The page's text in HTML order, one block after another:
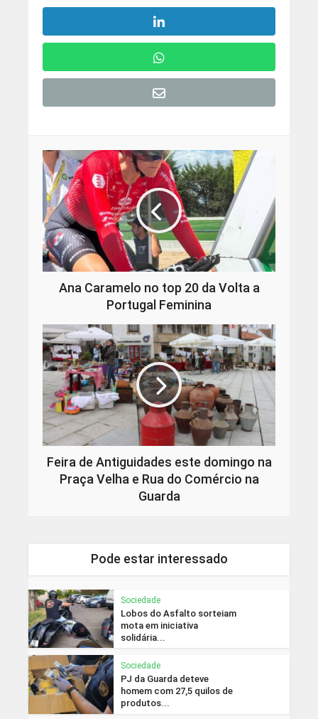
Ana Caramelo no top 20 da Volta a
Portugal Feminina
Feira de Antiguidades este domingo na
Praça Velha e Rua do Comércio na
Guarda
Pode estar interessado
Sociedade
Lobos do Asfalto sorteiam
mota em iniciativa
solidária...
Sociedade
PJ da Guarda deteve
homem com 27,5 quilos de
produtos...